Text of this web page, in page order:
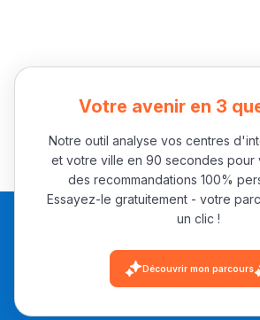
+ de 89
Votre avenir en 3
Notre outil analyse vos centres
et votre ville en 90 secondes pour
des recommandations 100%
Essayez-le gratuitement - votre
un clic !
Découvrir mon parcours